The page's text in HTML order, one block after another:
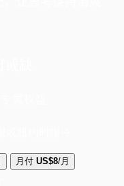
月付 US$8/月